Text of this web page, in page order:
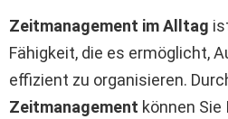
Zeitmanagement im Alltag
Fähigkeit, die es ermöglicht,
effizient zu organisieren.
Zeitmanagement können